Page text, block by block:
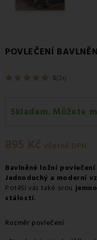
POVLEČENÍ
5(2x)
Skladem. Můžete
Zásilkovna.
895 Kč včetně DPH
Bavlněné ložní povlečení
Jednoduchý a moderní
Potěší vás také svou
stálostí.
Rozměr povlečení